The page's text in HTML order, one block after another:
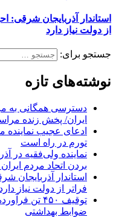
استاندار آذربایجان شرقی:
از دولت نیاز دارد
جستجو برای:
نوشته‌های تازه
دسترسی همگانی به
ایران/ پخش زنده
ادعای عجیب نماینده
تورم در راه است
نماینده ولی‌فقیه در
بردن اتحاد مردم
استاندار آذربایجان
فراتر از دولت نیاز دارد
توقیف ۴۵۰
ضوابط بهداشتی